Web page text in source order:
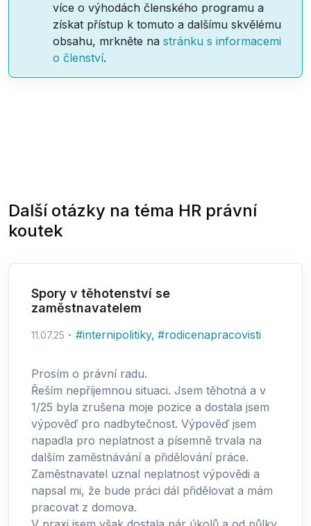
více o výhodách členského programu a
získat přístup k tomuto a dalšímu skvělému
obsahu, mrkněte na stránku s informacemi
o členství.
Další otázky na téma HR právní
koutek
Spory v těhotenství se
zaměstnavatelem
11.07.25 #internipolitiky, #rodicenapracovisti
Prosím o právní radu.
Řeším nepříjemnou situaci. Jsem těhotná a v
1/25 byla zrušena moje pozice a dostala jsem
výpověď pro nadbytečnost. Výpověď jsem
napadla pro neplatnost a písemně trvala na
dalším zaměstnávání a přidělování práce.
Zaměstnavatel uznal neplatnost výpovědi a
napsal mi, že bude práci dál přidělovat a mám
pracovat z domova.